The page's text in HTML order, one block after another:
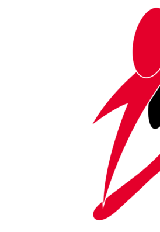
Cinco deportistas
para la
Madrid de
Cinco deportistas convocadas
Madrid de deportes de invierno